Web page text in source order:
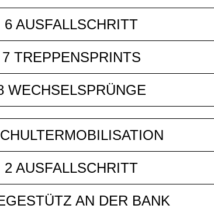
6 AUSFALLSCHRITT
7 TREPPENSPRINTS
WECHSELSPRÜNGE
2 AUSFALLSCHRITT
AN DER BANK